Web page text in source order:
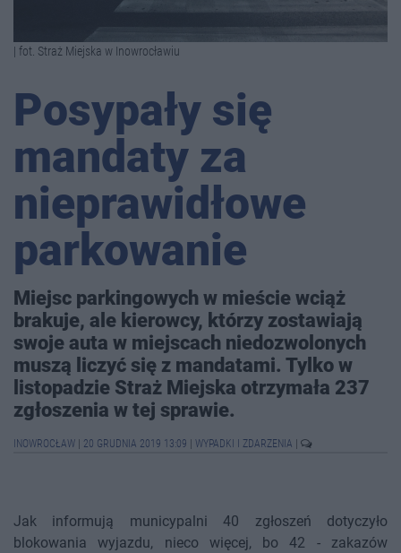
| fot. Straż Miejska w Inowrocławiu
Posypały się
mandaty za
nieprawidłowe
parkowanie
Miejsc parkingowych w mieście wciąż
brakuje, ale kierowcy, którzy zostawiają
swoje auta w miejscach niedozwolonych
muszą liczyć się z mandatami. Tylko w
listopadzie Straż Miejska otrzymała 237
zgłoszenia w tej sprawie.
INOWROCŁAW 20 GRUDNIA 2019 13:09 WYPADKI I ZDARZENIA
Jak informują municypalni 40 zgłoszeń dotyczyło
blokowania wyjazdu, nieco więcej, bo 42 - zakazów